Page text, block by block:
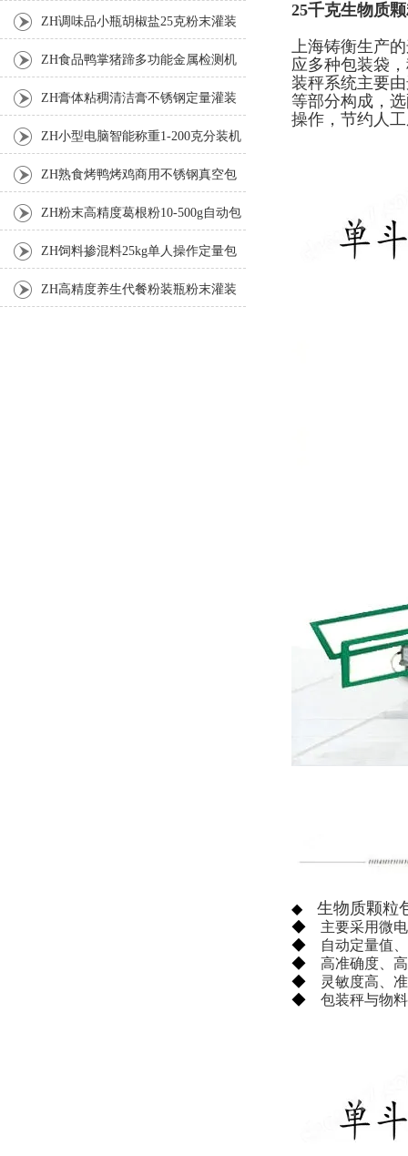
25千克生物质
上海铸衡生产
应多种包装袋
装秤系统主要
等部分构成，
操作，节约人
◆ 生物质颗粒
◆ 主要采用微
◆
自动定量值
◆ 高准确度、
◆
灵敏度高、
◆ 包装秤与物
装机 ZH调味品小瓶胡椒盐25克粉末灌装
ZH食品鸭掌猪蹄多功能金属检测机
ZH膏体粘稠清洁膏不锈钢定量灌装
机厂家 ZH小型电脑智能称重1-200克分装机
ZH熟食烤鸭烤鸡商用不锈钢真空包
装机 ZH粉末高精度葛根粉10-500g自动包
装机 ZH饲料掺混料25kg单人操作定量包
装机 ZH高精度养生代餐粉装瓶粉末灌装